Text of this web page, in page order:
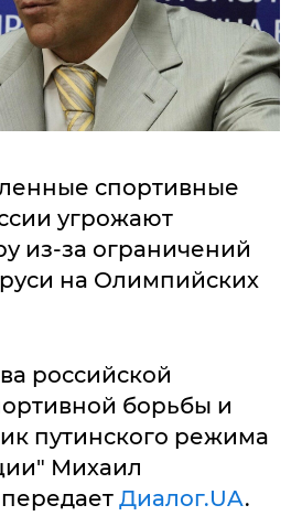
спортивные
угрожают
из-за ограничений
на Олимпийских
российской
борьбы и
путинского режима
Михаил
Диалог.UA.